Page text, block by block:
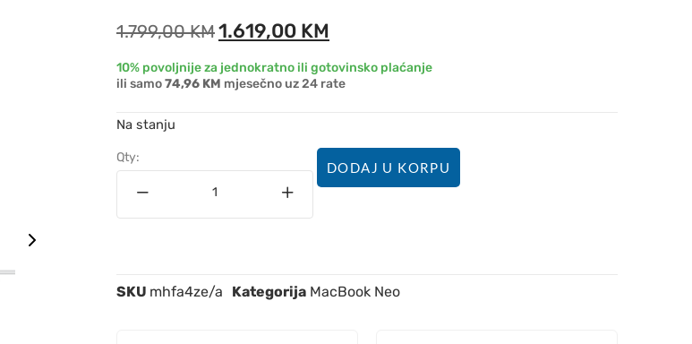
1.799,00KM1.619,00 KM
10% povoljnije za jednokratno ili gotovinsko plaćanje
ili samo74,96 KM mjesečno uz 24 rate
Na stanju
Qty:
DODAJ U KORPU
SKU mhfa4ze/a Kategorija MacBook Neo